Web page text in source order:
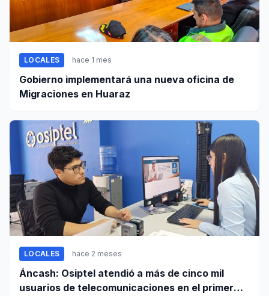
LOCALES hace 1 mes
Gobierno implementará una nueva oficina de
Migraciones en Huaraz
LOCALES hace 2 meses
Áncash: Osiptel atendió a más de cinco mil
usuarios de telecomunicaciones en el primer